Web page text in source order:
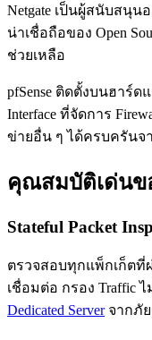
Netgate เป็นผู้สนับสนุน
น่าเชื่อถือของ Open
ช่วยเหลือ
pfSense ติดตั้งบนฮาร์ด
Interface ที่จัดการ
ข่ายอื่น ๆ ได้ครบครันจ
คุณสมบัติเด่นขอ
Stateful Packet
ตรวจสอบทุกแพ็กเก็ตที่
เชื่อมต่อ กรอง Traffic
Dedicated Serverจากภั